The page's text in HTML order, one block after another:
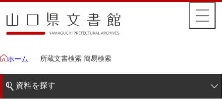
ホーム 所蔵文書検索 簡易検索
資料を探す